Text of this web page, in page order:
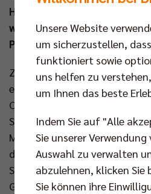
Hauptstadtclubs in der
wird gleichzeitig der erste
Plattform Dyn sein.
Zunächst sah es in der
einem überzeugenden Match
Cheftrainer Joel Banks
Schott, Timothée Carle,
Marek Sotola und Adam
diese Besetzung kontrollierte
Sätze. Vor allem die
Ganz gleich, ob sich die
Unsere Website
um sicherzustellen,
funktioniert sowie
uns helfen zu
um Ihnen das beste
Indem Sie auf "Alle
Sie unserer Verwendung
Auswahl zu verwalten
abzulehnen, klicken Sie
Sie können ihre